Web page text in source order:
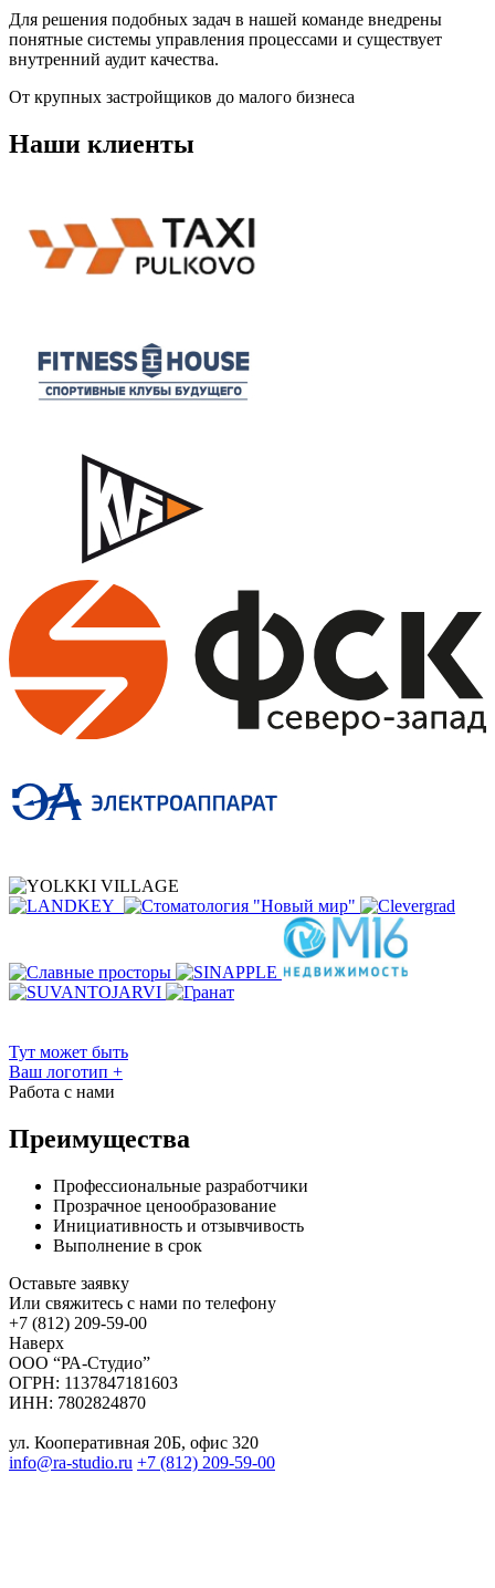
Для решения подобных задач в нашей команде внедрены
понятные системы управления процессами и существует
внутренний аудит качества.
От крупных застройщиков до малого бизнеса
Наши клиенты
Тут может быть
Ваш логотип +
Работа с нами
Преимущества
Профессиональные разработчики
Прозрачное ценообразование
Инициативность и отзывчивость
Выполнение в срок
Оставьте заявку
Или свяжитесь с нами по телефону
+7 (812) 209-59-00
Наверх
ООО “РА-Студио”
ОГРН: 1137847181603
ИНН: 7802824870
ул. Кооперативная 20Б, офис 320
info@ra-studio.ru +7 (812) 209-59-00